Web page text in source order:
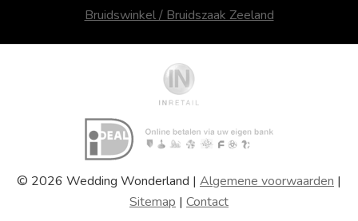
Bruidswinkel / Bruidszaak Zeeland
© 2026 Wedding Wonderland | Algemene voorwaarden |
Sitemap | Contact